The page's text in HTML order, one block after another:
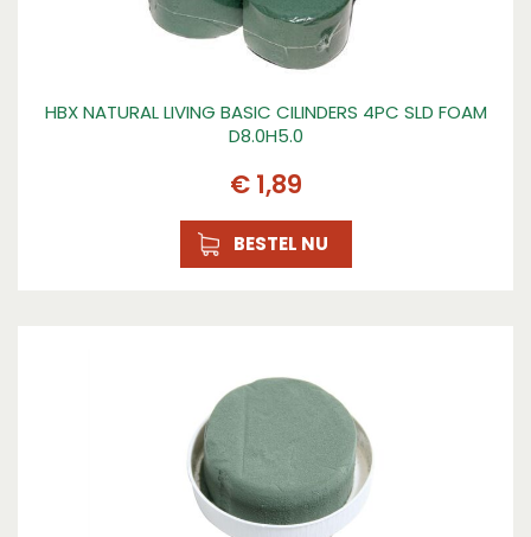
HBX NATURAL LIVING BASIC CILINDERS 4PC SLD FOAM
D8.0H5.0
€ 1,89
BESTEL NU